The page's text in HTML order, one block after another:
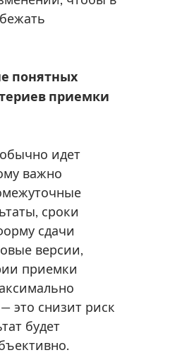
понятных
приемки
идет
важно
сроки
сдачи
версии,
приемки
это снизит риск
будет